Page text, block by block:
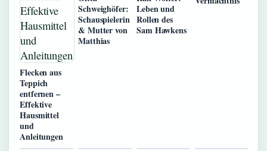
Flecken aus
Teppich
entfernen –
Effektive
Hausmittel
und
Anleitungen
Schweighöfer:
Schauspielerin
& Mutter von
Matthias
Leben und
Rollen des
Sam Hawkens